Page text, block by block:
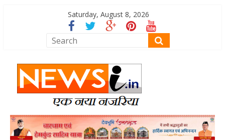
Saturday, August 8, 2026